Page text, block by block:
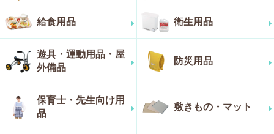
給食用品 衛生用品
遊具・運動用品・屋
外備品
防災用品
保育士・先生向け用
品
敷きもの・マット